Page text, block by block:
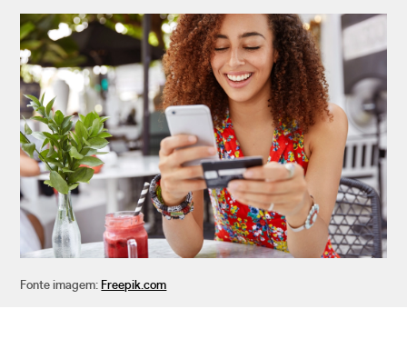
Fonte imagem: Freepik.com